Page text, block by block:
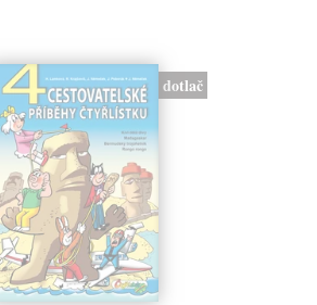
dotlač